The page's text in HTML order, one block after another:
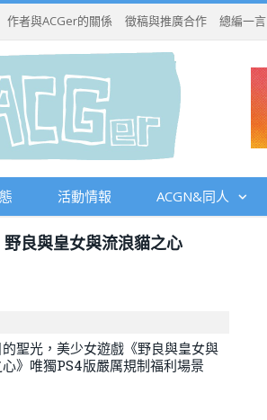
作者與ACGer的關係 徵稿與推廣合作 總編一言
活動情報 ACGN&同人
野良與皇女與流浪貓之心
聖光，美少女遊戲《野良與皇女與
》唯獨PS4版嚴厲規制福利場景